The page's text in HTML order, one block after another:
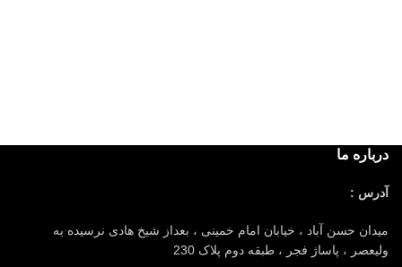
درباره ما
آدرس :
میدان حسن آباد ، خیابان امام خمینی ، بعداز شیخ هادی نرسیده به
ولیعصر ، پاساژ فجر ، طبقه دوم پلاک 230